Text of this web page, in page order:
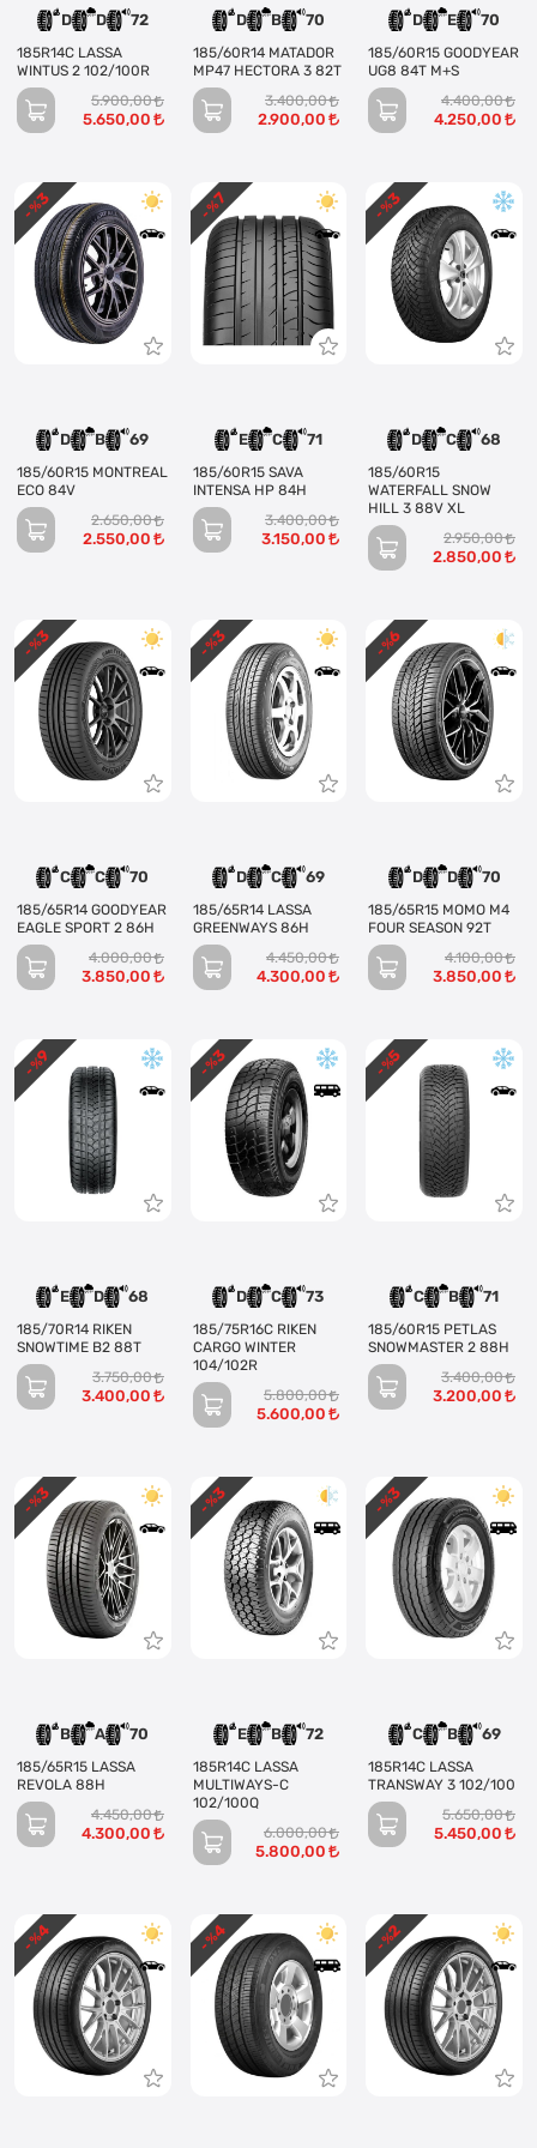
D D 72
185R14C LASSA
WINTUS 2 102/100R
5.900,00
5.650,00
D B 70
185/60R14 MATADOR
MP47 HECTORA 3 82T
3.400,00
2.900,00
D E 70
185/60R15 GOODYEAR
UG8 84T M+S
4.400,00
4.250,00
D B 69
185/60R15 MONTREAL
ECO 84V
2.650,00
2.550,00
- %
3
E C 71
185/60R15 SAVA
INTENSA HP 84H
3.400,00
3.150,00
- %
7
D C 68
185/60R15
WATERFALL SNOW
HILL 3 88V XL
2.950,00
2.850,00
- %
3
C C 70
185/65R14 GOODYEAR
EAGLE SPORT 2 86H
4.000,00
3.850,00
- %
3
D C 69
185/65R14 LASSA
GREENWAYS 86H
4.450,00
4.300,00
- %
3
D D 70
185/65R15 MOMO M4
FOUR SEASON 92T
4.100,00
3.850,00
- %
6
E D 68
185/70R14 RIKEN
SNOWTIME B2 88T
3.750,00
3.400,00
- %
9
D C 73
185/75R16C RIKEN
CARGO WINTER
104/102R
5.800,00
5.600,00
- %
3
C B 71
185/60R15 PETLAS
SNOWMASTER 2 88H
3.400,00
3.200,00
- %
5
B A 70
185/65R15 LASSA
REVOLA 88H
4.450,00
4.300,00
- %
3
E B 72
185R14C LASSA
MULTIWAYS-C
102/100Q
6.000,00
5.800,00
- %
3
C B 69
185R14C LASSA
TRANSWAY 3 102/100
5.650,00
5.450,00
- %
3
- %
4 - %
4 - %
2